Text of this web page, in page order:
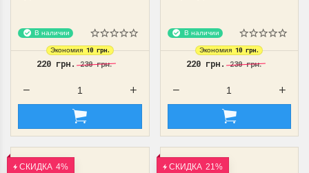
В наличии
Экономия 10 грн.
220 грн.230 грн.
В наличии
Экономия 10 грн.
220 грн.230 грн.
СКИДКА 4% СКИДКА 21%